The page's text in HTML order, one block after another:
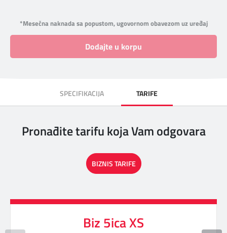
*Mesečna naknada sa popustom, ugovornom obavezom uz uređaj
Dodajte u korpu
SPECIFIKACIJA TARIFE
Pronađite tarifu koja Vam odgovara
BIZNIS TARIFE
Biz 5ica XS